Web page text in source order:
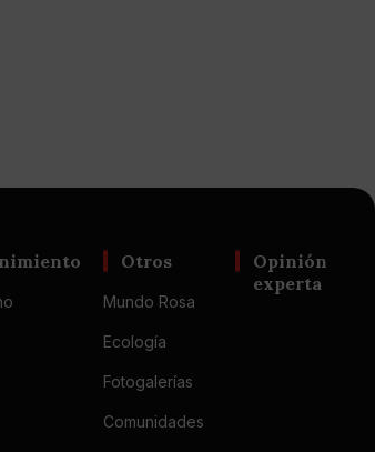
Otros
Mundo Rosa
Ecología
Fotogalerías
Comunidades
Opinión
experta